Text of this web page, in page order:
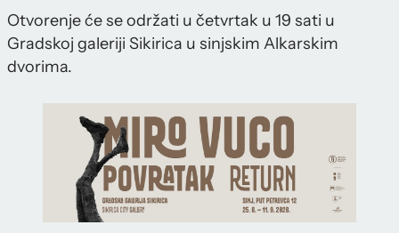
Otvorenje će se održati u četvrtak u 19 sati u
Gradskoj galeriji Sikirica u sinjskim Alkarskim
dvorima.